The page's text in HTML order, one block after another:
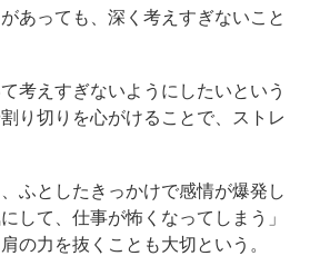
あっても、深く考えすぎないこと
考えすぎないようにしたいという
り切りを心がけることで、ストレ
ふとしたきっかけで感情が爆発し
して、仕事が怖くなってしまう」
の力を抜くことも大切という。